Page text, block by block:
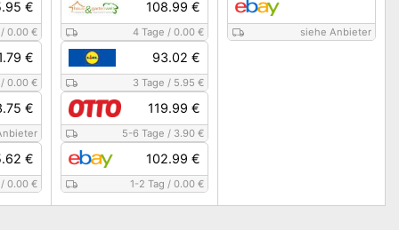
€
0.00 €
€
0.00 €
€
€
0.00 €
108.99 €
4 Tage /0.00 €
93.02 €
3 Tage / 5.95 €
119.99 €
5-6 Tage / 3.90 €
102.99 €
1-2 Tag /0.00 €
siehe Anbieter